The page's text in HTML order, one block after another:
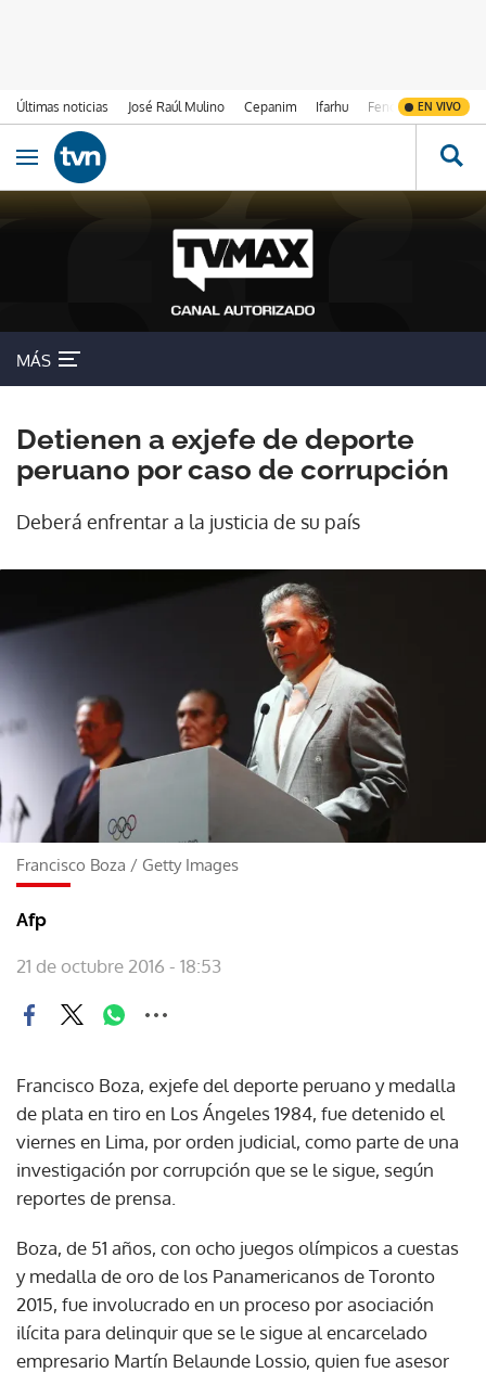
Últimas noticias José Raúl Mulino Cepanim Ifarhu Fenómeno de El
EN VIVO
Ir al contenido
Obrir navegació
MÁS
Detienen a exjefe de deporte
peruano por caso de corrupción
Deberá enfrentar a la justicia de su país
Francisco Boza / Getty Images
Afp
21 de octubre 2016 - 18:53
Francisco Boza, exjefe del deporte peruano y medalla
de plata en tiro en Los Ángeles 1984, fue detenido el
viernes en Lima, por orden judicial, como parte de una
investigación por corrupción que se le sigue, según
reportes de prensa.
Boza, de 51 años, con ocho juegos olímpicos a cuestas
y medalla de oro de los Panamericanos de Toronto
2015, fue involucrado en un proceso por asociación
ilícita para delinquir que se le sigue al encarcelado
empresario Martín Belaunde Lossio, quien fue asesor